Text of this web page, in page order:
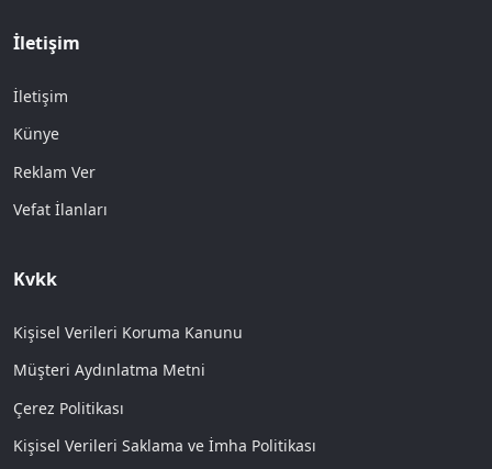
İletişim
İletişim
Künye
Reklam Ver
Vefat İlanları
Kvkk
Kişisel Verileri Koruma Kanunu
Müşteri Aydınlatma Metni
Çerez Politikası
Kişisel Verileri Saklama ve İmha Politikası